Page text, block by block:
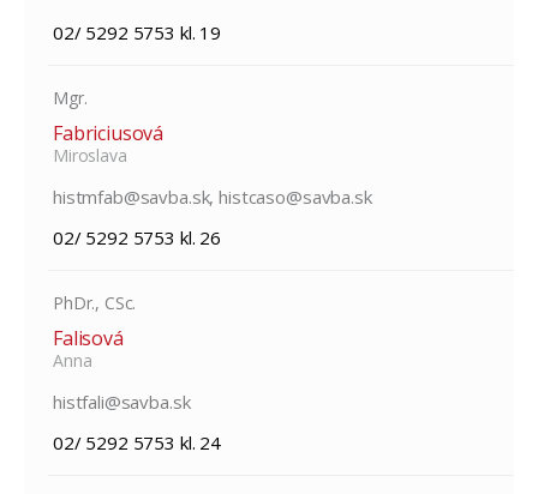
02/ 5292 5753 kl. 19
Mgr.
Fabriciusová
Miroslava
histmfab@savba.sk, histcaso@savba.sk
02/ 5292 5753 kl. 26
PhDr., CSc.
Falisová
Anna
histfali@savba.sk
02/ 5292 5753 kl. 24